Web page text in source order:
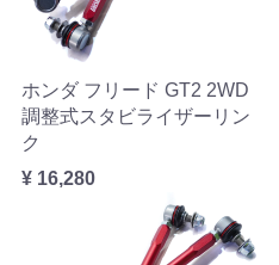
ホンダ フリード GT2 2WD
調整式スタビライザーリン
ク
¥ 16,280